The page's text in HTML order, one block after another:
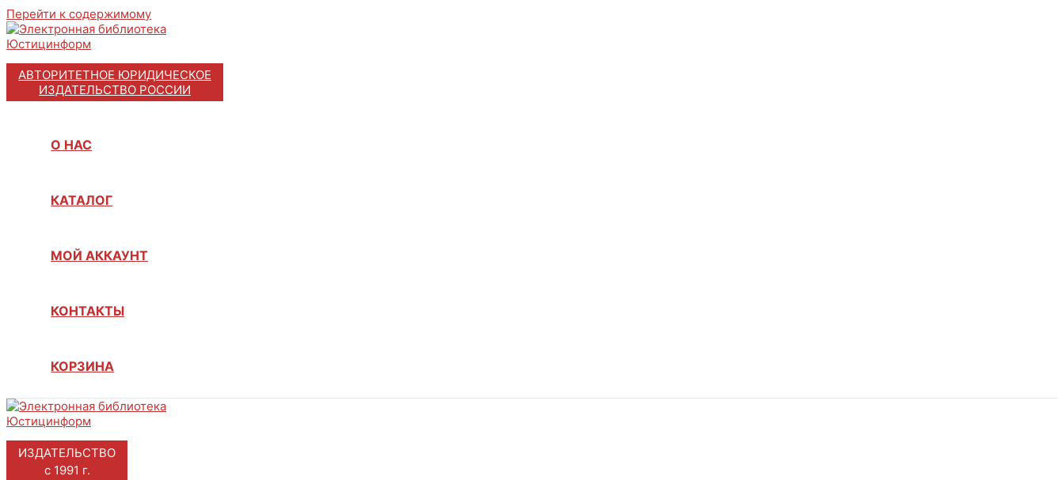
Перейти к содержимому
АВТОРИТЕТНОЕ ЮРИДИЧЕСКОЕ
ИЗДАТЕЛЬСТВО РОССИИ
О НАС
КАТАЛОГ
МОЙ АККАУНТ
КОНТАКТЫ
КОРЗИНА
ИЗДАТЕЛЬСТВО
с 1991 г.